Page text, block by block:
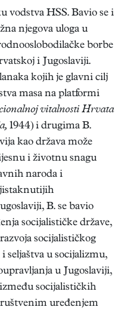
vodstva HSS. Bavio se i
njegova uloga u
borbe
i Jugoslaviji.
kojih je glavni cilj
masa na platformi
vitalnosti Hrvata
1944) i drugima B.
kao država može
i životnu snagu
naroda i
B. se bavio
socijalističke države,
socijalističkog
seljaštva u socijalizmu,
u Jugoslaviji,
socijalističkih
uređenjem